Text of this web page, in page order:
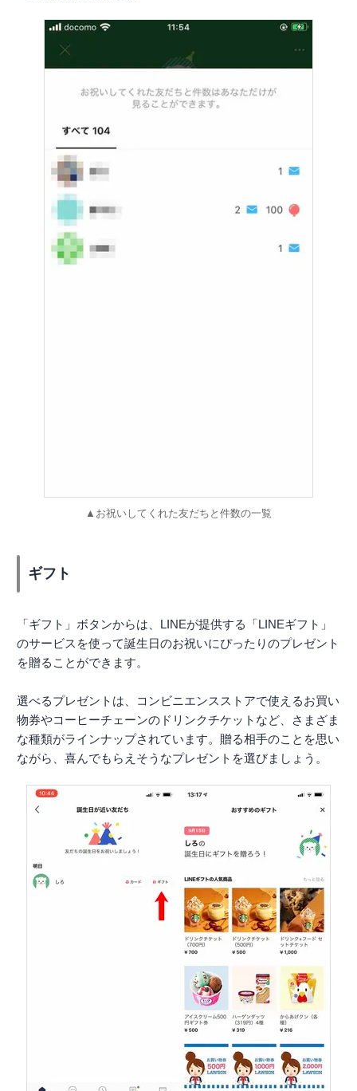
▲お祝いしてくれた友だちと件数の一覧
ギフト
「ギフト」ボタンからは、LINEが提供する「LINEギフト」
のサービスを使って誕生日のお祝いにぴったりのプレゼント
を贈ることができます。
選べるプレゼントは、コンビニエンスストアで使えるお買い
物券やコーヒーチェーンのドリンクチケットなど、さまざま
な種類がラインナップされています。贈る相手のことを思い
ながら、喜んでもらえそうなプレゼントを選びましょう。